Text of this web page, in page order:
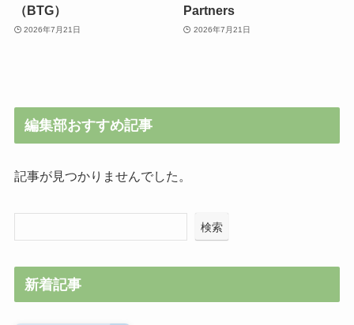
（BTG）
2026年7月21日
Partners
2026年7月21日
編集部おすすめ記事
記事が見つかりませんでした。
検索
新着記事